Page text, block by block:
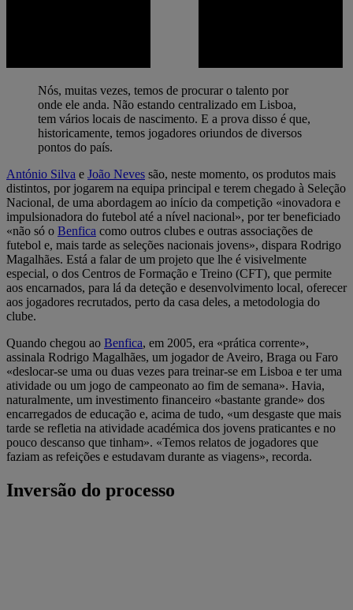
Nós, muitas vezes, temos de procurar o talento por
onde ele anda. Não estando centralizado em Lisboa,
tem vários locais de nascimento. E a prova disso é que,
historicamente, temos jogadores oriundos de diversos
pontos do país.
António Silva e João Neves são, neste momento, os produtos mais
distintos, por jogarem na equipa principal e terem chegado à Seleção
Nacional, de uma abordagem ao início da competição «inovadora e
impulsionadora do futebol até a nível nacional», por ter beneficiado
«não só o Benfica como outros clubes e outras associações de
futebol e, mais tarde as seleções nacionais jovens», dispara Rodrigo
Magalhães. Está a falar de um projeto que lhe é visivelmente
especial, o dos Centros de Formação e Treino (CFT), que permite
aos encarnados, para lá da deteção e desenvolvimento local, oferecer
aos jogadores recrutados, perto da casa deles, a metodologia do
clube.
Quando chegou ao Benfica, em 2005, era «prática corrente»,
assinala Rodrigo Magalhães, um jogador de Aveiro, Braga ou Faro
«deslocar-se uma ou duas vezes para treinar-se em Lisboa e ter uma
atividade ou um jogo de campeonato ao fim de semana». Havia,
naturalmente, um investimento financeiro «bastante grande» dos
encarregados de educação e, acima de tudo, «um desgaste que mais
tarde se refletia na atividade académica dos jovens praticantes e no
pouco descanso que tinham». «Temos relatos de jogadores que
faziam as refeições e estudavam durante as viagens», recorda.
Inversão do processo